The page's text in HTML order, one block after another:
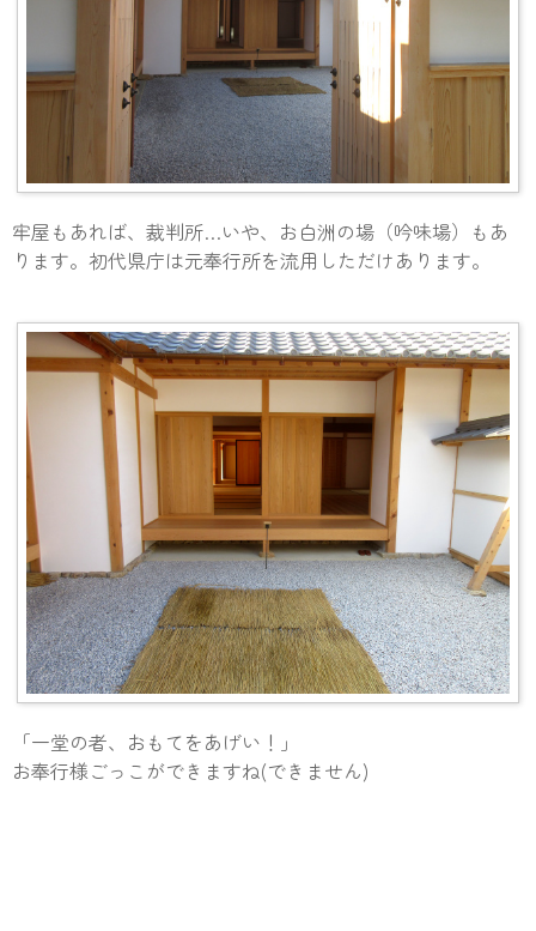
牢屋もあれば、裁判所…いや、お白洲の場（吟味場）もあ
ります。初代県庁は元奉行所を流用しただけあります。
「一堂の者、おもてをあげい！」
お奉行様ごっこができますね(できません)